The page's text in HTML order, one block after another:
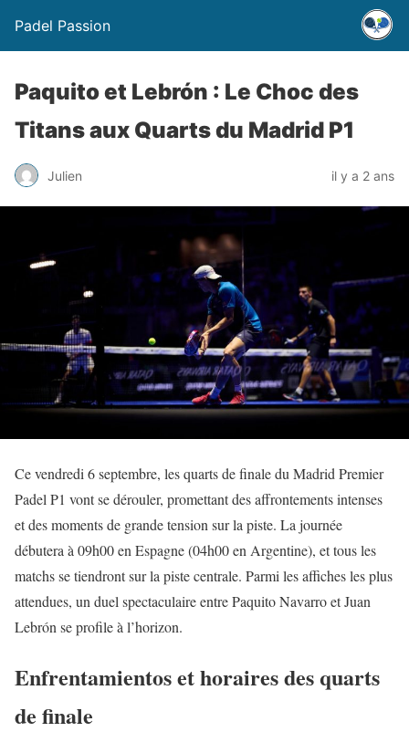
Padel Passion
Paquito et Lebrón : Le Choc des
Titans aux Quarts du Madrid P1
Julien il y a 2 ans
Ce vendredi 6 septembre, les quarts de finale du Madrid Premier
Padel P1 vont se dérouler, promettant des affrontements intenses
et des moments de grande tension sur la piste. La journée
débutera à 09h00 en Espagne (04h00 en Argentine), et tous les
matchs se tiendront sur la piste centrale. Parmi les affiches les plus
attendues, un duel spectaculaire entre Paquito Navarro et Juan
Lebrón se profile à l’horizon.
Enfrentamientos et horaires des quarts
de finale